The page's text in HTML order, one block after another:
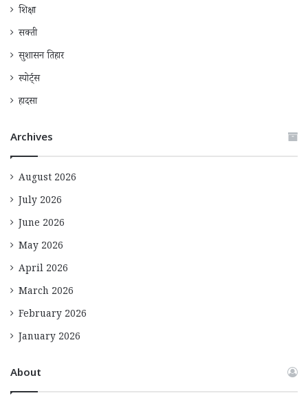
शिक्षा
सक्ती
सुशासन तिहार
स्पोर्ट्स
हादसा
Archives
August 2026
July 2026
June 2026
May 2026
April 2026
March 2026
February 2026
January 2026
About